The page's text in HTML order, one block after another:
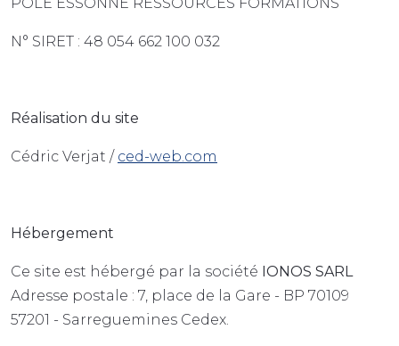
N° SIRET : 48 054 662 100 032
Réalisation du site
Cédric Verjat / ced-web.com
Hébergement
Ce site est hébergé par la société IONOS SARL
Adresse postale : 7, place de la Gare - BP 70109
57201 - Sarreguemines Cedex.